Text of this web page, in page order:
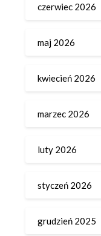
czerwiec 2026
maj 2026
kwiecień 2026
marzec 2026
luty 2026
styczeń 2026
grudzień 2025